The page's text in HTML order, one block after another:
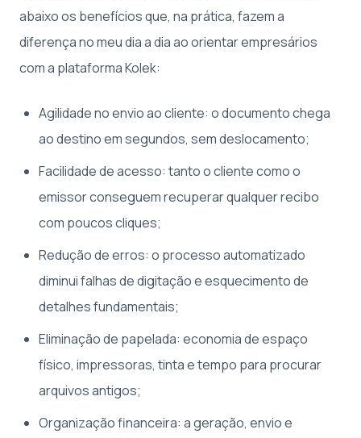
abaixo os benefícios que, na prática, fazem a
diferença no meu dia a dia ao orientar empresários
com a plataforma Kolek:
Agilidade no envio ao cliente: o documento chega
ao destino em segundos, sem deslocamento;
Facilidade de acesso: tanto o cliente como o
emissor conseguem recuperar qualquer recibo
com poucos cliques;
Redução de erros: o processo automatizado
diminui falhas de digitação e esquecimento de
detalhes fundamentais;
Eliminação de papelada: economia de espaço
físico, impressoras, tinta e tempo para procurar
arquivos antigos;
Organização financeira: a geração, envio e